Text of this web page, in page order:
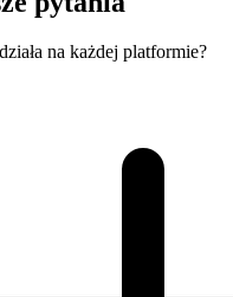
na każdej platformie?